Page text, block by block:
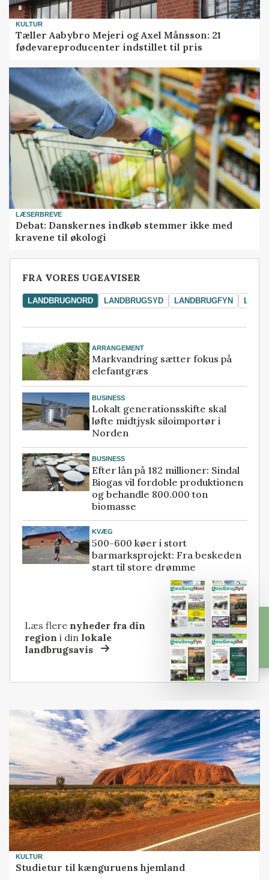
KULTUR
Tæller Aabybro Mejeri og Axel Månsson: 21
fødevareproducenter indstillet til pris
LÆSERBREVE
Debat: Danskernes indkøb stemmer ikke med
kravene til økologi
FRA VORES UGEAVISER
LANDBRUGNORD LANDBRUGSYD LANDBRUGFYN
ARRANGEMENT
Markvandring sætter fokus på
elefantgræs
BUSINESS
Lokalt generationsskifte skal
løfte midtjysk siloimportør i
Norden
BUSINESS
Efter lån på 182 millioner: Sindal
Biogas vil fordoble produktionen
og behandle 800.000 ton
biomasse
KVÆG
500-600 køer i stort
barmarksprojekt: Fra beskeden
start til store drømme
Læs flere nyheder fra din
region i dinlokale
landbrugsavis
KULTUR
Studietur til kænguruens hjemland